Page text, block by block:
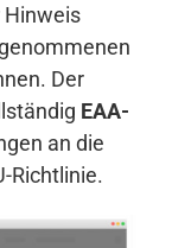
Hinweis
Der
EAA-
an die
Richtlinie.